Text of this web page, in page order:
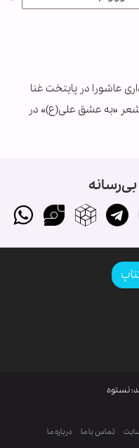
عاشورا در پایتخت غنا
«به عشق علی(ع)» در
نستوه
تماس با ما درباره ما